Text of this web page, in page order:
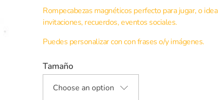
Rompecabezas magnéticos perfecto para jugar, o
invitaciones, recuerdos, eventos sociales.
Puedes personalizar con con frases o/y imágenes.
Tamaño